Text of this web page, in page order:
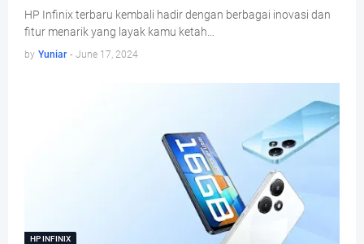
HP Infinix terbaru kembali hadir dengan berbagai inovasi dan
fitur menarik yang layak kamu ketah…
by Yuniar - June 17, 2024
HP INFINIX